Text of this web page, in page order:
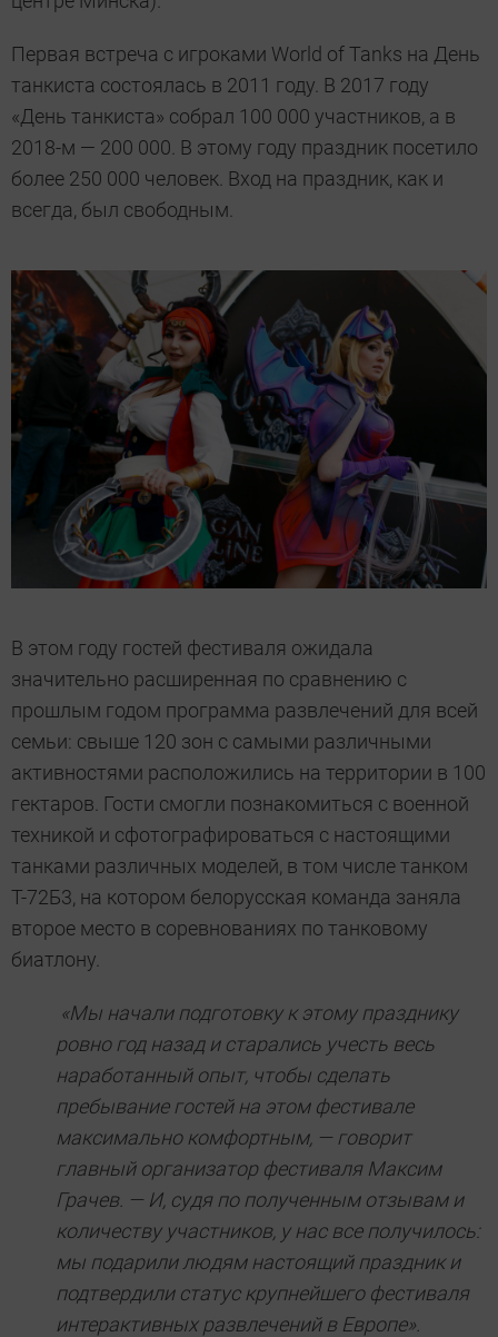
Первая встреча с игроками World of Tanks на День
танкиста состоялась в 2011 году. В 2017 году
«День танкиста» собрал 100 000 участников, а в
2018-м — 200 000. В этому году праздник посетило
более 250 000 человек. Вход на праздник, как и
всегда, был свободным.
В этом году гостей фестиваля ожидала
значительно расширенная по сравнению с
прошлым годом программа развлечений для всей
семьи: свыше 120 зон с самыми различными
активностями расположились на территории в 100
гектаров. Гости смогли познакомиться с военной
техникой и сфотографироваться с настоящими
танками различных моделей, в том числе танком
Т-72Б3, на котором белорусская команда заняла
второе место в соревнованиях по танковому
биатлону.
«Мы начали подготовку к этому празднику
ровно год назад и старались учесть весь
наработанный опыт, чтобы сделать
пребывание гостей на этом фестивале
максимально комфортным, — говорит
главный организатор фестиваля Максим
Грачев. — И, судя по полученным отзывам и
количеству участников, у нас все получилось:
мы подарили людям настоящий праздник и
подтвердили статус крупнейшего фестиваля
интерактивных развлечений в Европе».